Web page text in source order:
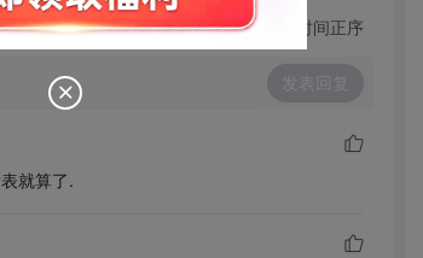
切换为时间正序
发表回复
就算了.